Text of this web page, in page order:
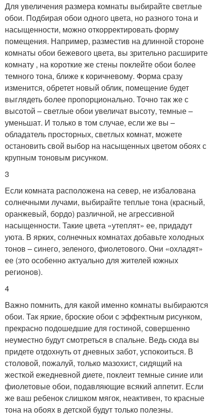
Для увеличения размера комнаты выбирайте светлые
обои. Подбирая обои одного цвета, но разного тона и
насыщенности, можно откорректировать форму
помещения. Например, разместив на длинной стороне
комнаты обои бежевого цвета, вы зрительно расширите
комнату , на короткие же стены поклейте обои более
темного тона, ближе к коричневому. Форма сразу
изменится, обретет новый облик, помещение будет
выглядеть более пропорционально. Точно так же с
высотой – светлые обои увеличат высоту, темные –
уменьшат. И только в том случае, если же вы –
обладатель просторных, светлых комнат, можете
остановить свой выбор на насыщенных цветом обоях с
крупным тоновым рисунком.
3
Если комната расположена на север, не избалована
солнечными лучами, выбирайте теплые тона (красный,
оранжевый, бордо) различной, не агрессивной
насыщенности. Такие цвета «утеплят» ее, придадут
уюта. В ярких, солнечных комнатах добавьте холодных
тонов – синего, зеленого, фиолетового. Они «охладят»
ее (это особенно актуально для жителей южных
регионов).
4
Важно помнить, для какой именно комнаты выбираются
обои. Так яркие, броские обои с эффектным рисунком,
прекрасно подошедшие для гостиной, совершенно
неуместно будут смотреться в спальне. Ведь сюда вы
придете отдохнуть от дневных забот, успокоиться. В
столовой, пожалуй, только мазохист, сидящий на
жесткой ежедневной диете, поклеит темные синие или
фиолетовые обои, подавляющие всякий аппетит. Если
же ваш ребенок слишком мягок, неактивен, то красные
тона на обоях в детской будут только полезны.